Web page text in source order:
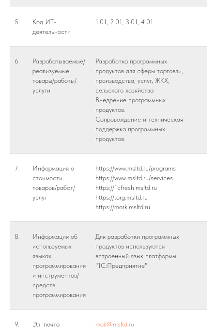
5.
Код ИТ-
деятельности
1.01, 2.01, 3.01, 4.01
6.
Разрабатываемые/
реализуемые
товары/работы/
услуги
Разработка программных
продуктов для сферы торговли,
производства, услуг, ЖКХ,
сельского хозяйства
Внедрение программных
продуктов.
Сопровождение и техническая
поддержка программных
продуктов.
7.
Информация о
стоимости
товаров/работ/
услуг
https://www.msltd.ru/programs
https://www.msltd.ru/services
https://1cfresh.msltd.ru
https://torg.msltd.ru
https://mark.msltd.ru
8.
Информация об
используемых
языках
программирования
и инструментов/
средств
программирования
Для разработки программных
продуктов используются
встроенный язык платформы
"1С:Предприятие"
9. Эл. почта mail@msltd.ru